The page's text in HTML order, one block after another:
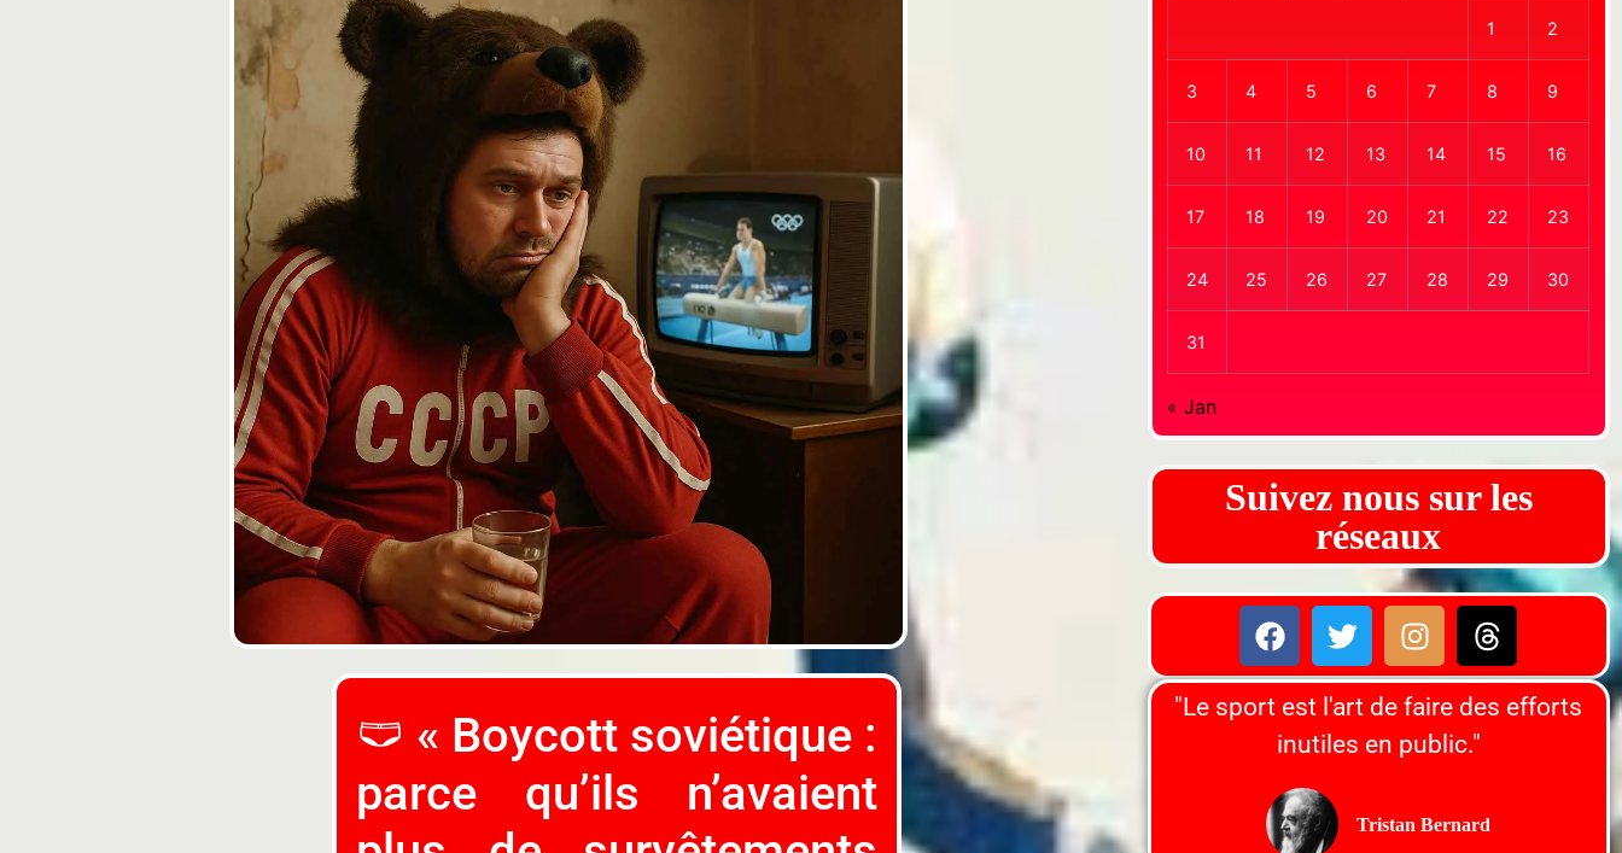
🩲 « Boycott soviétique :
parce qu’ils n’avaient
1 2
3 4 5 6 7 8 9
10 11 12 13 14 15 16
17 18 19 20 21 22 23
24 25 26 27 28 29 30
31
« Jan
Suivez nous sur les
réseaux
"Le sport est l'art de faire des efforts
inutiles en public."
Tristan Bernard